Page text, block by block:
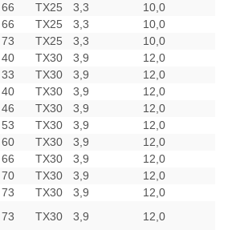
66 TX25 3,3
10,0
66 TX25 3,3
10,0
73 TX25 3,3
10,0
40 TX30 3,9
12,0
33 TX30 3,9
12,0
40 TX30 3,9
12,0
46 TX30 3,9
12,0
53 TX30 3,9
12,0
60 TX30 3,9
12,0
66 TX30 3,9
12,0
70 TX30 3,9
12,0
73 TX30 3,9
12,0
73 TX30 3,9 12,0